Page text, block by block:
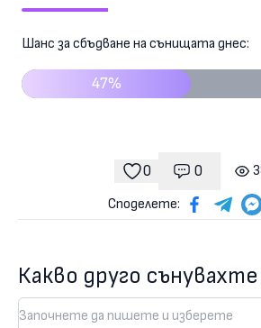
Шанс за сбъдване на сънищата днес:
47%
0
харесвания
0
Коментари
Споделете:
Какво друго